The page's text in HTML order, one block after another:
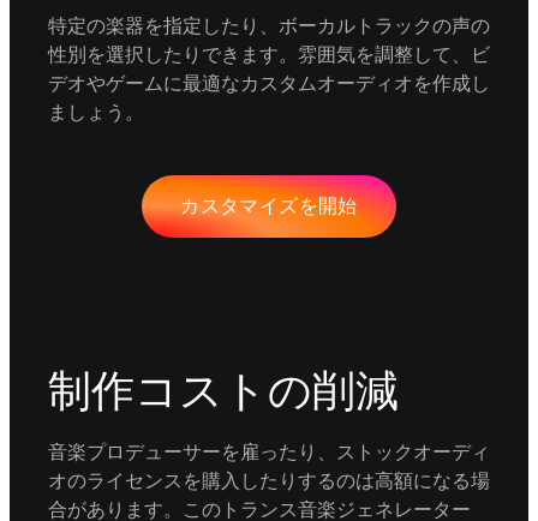
特定の楽器を指定したり、ボーカルトラックの声の
性別を選択したりできます。雰囲気を調整して、ビ
デオやゲームに最適なカスタムオーディオを作成し
ましょう。
カスタマイズを開始
制作コストの削減
音楽プロデューサーを雇ったり、ストックオーディ
オのライセンスを購入したりするのは高額になる場
合があります。このトランス音楽ジェネレーター